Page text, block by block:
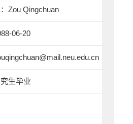
Zou Qingchuan
06-20
生毕业